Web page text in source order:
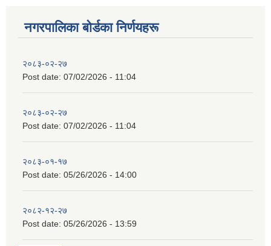
नगरपालिका बाेर्डका निर्णयहरू
२०८३-०२-२७
Post date: 07/02/2026 - 11:04
२०८३-०२-२७
Post date: 07/02/2026 - 11:04
२०८३-०१-१७
Post date: 05/26/2026 - 14:00
२०८२-१२-२७
Post date: 05/26/2026 - 13:59